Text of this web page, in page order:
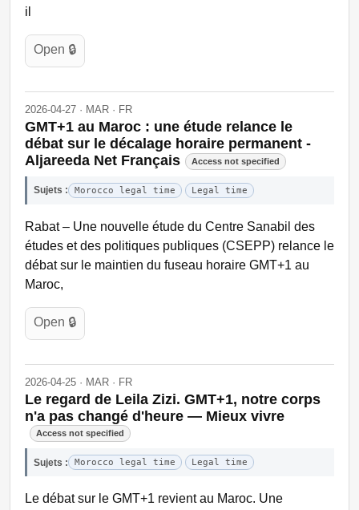
il
Open 🔒
2026-04-27 · MAR · FR
GMT+1 au Maroc : une étude relance le
débat sur le décalage horaire permanent -
Aljareeda Net Français
Access not specified
Sujets : Morocco legal time Legal time
Rabat – Une nouvelle étude du Centre Sanabil des
études et des politiques publiques (CSEPP) relance le
débat sur le maintien du fuseau horaire GMT+1 au
Maroc,
Open 🔒
2026-04-25 · MAR · FR
Le regard de Leila Zizi. GMT+1, notre corps
n'a pas changé d'heure — Mieux vivre
Access not specified
Sujets : Morocco legal time Legal time
Le débat sur le GMT+1 revient au Maroc. Une